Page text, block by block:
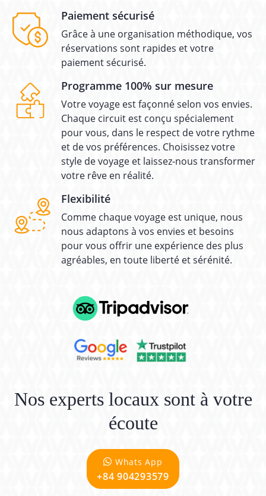
Paiement sécurisé
Grâce à une organisation méthodique, vos
réservations sont rapides et votre
paiement sécurisé.
Programme 100% sur mesure
Votre voyage est façonné selon vos envies.
Chaque circuit est conçu spécialement
pour vous, dans le respect de votre rythme
et de vos préférences. Choisissez votre
style de voyage et laissez-nous transformer
votre rêve en réalité.
Flexibilité
Comme chaque voyage est unique, nous
nous adaptons à vos envies et besoins
pour vous offrir une expérience des plus
agréables, en toute liberté et sérénité.
Nos experts locaux sont à votre
écoute
Whats App
+84 904293579